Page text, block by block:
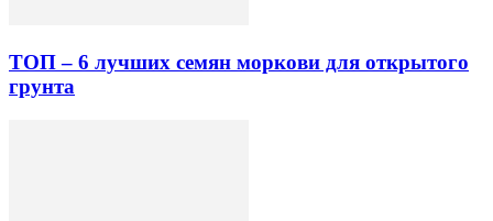
ТОП – 6 лучших семян моркови для открытого
грунта